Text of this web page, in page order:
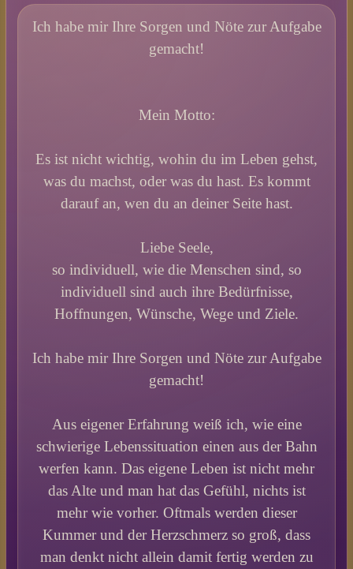
Ich habe mir Ihre Sorgen und Nöte zur Aufgabe
gemacht!
Mein Motto:
Es ist nicht wichtig, wohin du im Leben gehst,
was du machst, oder was du hast. Es kommt
darauf an, wen du an deiner Seite hast.
Liebe Seele,
so individuell, wie die Menschen sind, so
individuell sind auch ihre Bedürfnisse,
Hoffnungen, Wünsche, Wege und Ziele.
Ich habe mir Ihre Sorgen und Nöte zur Aufgabe
gemacht!
Aus eigener Erfahrung weiß ich, wie eine
schwierige Lebenssituation einen aus der Bahn
werfen kann. Das eigene Leben ist nicht mehr
das Alte und man hat das Gefühl, nichts ist
mehr wie vorher. Oftmals werden dieser
Kummer und der Herzschmerz so groß, dass
man denkt nicht allein damit fertig werden zu